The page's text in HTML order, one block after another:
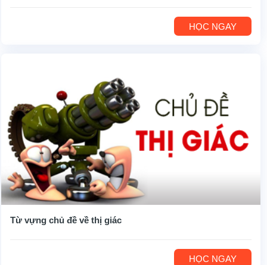
HỌC NGAY
Từ vựng chủ đề về thị giác
HỌC NGAY